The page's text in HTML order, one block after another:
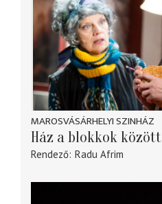
MAROSVÁSÁRHELYI SZINHÁZ
Ház a blokkok között
Rendező Radu Afrim